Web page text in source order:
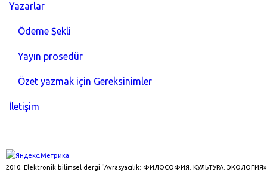
Yazarlar
Ödeme Şekli
Yayın prosedür
Özet yazmak için Gereksinimler
İletişim
2010. Elektronik bilimsel dergi "Avrasyacılık: ФИЛОСОФИЯ. КУЛЬТУРА. ЭКОЛОГИЯ»